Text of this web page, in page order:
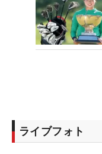
ライブフォト